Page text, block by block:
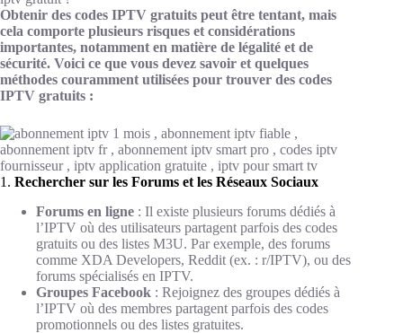
Obtenir des codes IPTV gratuits peut être tentant, mais
cela comporte plusieurs risques et considérations
importantes, notamment en matière de légalité et de
sécurité. Voici ce que vous devez savoir et quelques
méthodes couramment utilisées pour trouver des codes
IPTV gratuits :
1. Rechercher sur les Forums et les Réseaux Sociaux
Forums en ligne : Il existe plusieurs forums dédiés à
l’IPTV où des utilisateurs partagent parfois des codes
gratuits ou des listes M3U. Par exemple, des forums
comme XDA Developers, Reddit (ex. : r/IPTV), ou des
forums spécialisés en IPTV.
Groupes Facebook : Rejoignez des groupes dédiés à
l’IPTV où des membres partagent parfois des codes
promotionnels ou des listes gratuites.